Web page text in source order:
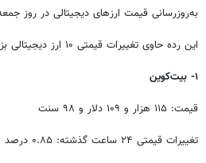
به‌روزرسانی قیمت ارزهای دیجیتالی در روز
این رده حاوی تغییرات قیمتی ۱۰ ارز دیجیتالی بزرگ از نظر ارزش بازار است.
۱- بیت‌کوین
قیمت: ۱۱۵ هزار و ۱۰۹ دلار و ۹۸ سنت
تغییرات قیمتی ۲۴ ساعت گذشته: ۰.۸۵ درصد افزایش